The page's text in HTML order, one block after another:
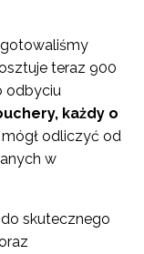
teraz 900
odbyciu
każdy o
odliczyć od
w
skutecznego